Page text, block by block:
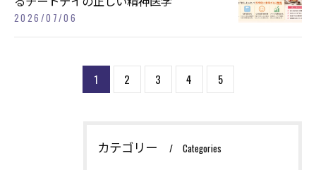
2026/07/06
1 2 3 4 5
カテゴリー Categories